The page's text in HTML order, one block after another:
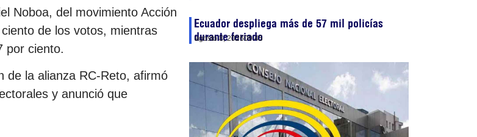
Noboa, del movimiento Acción
de los votos, mientras
por ciento.
de la alianza RC-Reto, afirmó
y anunció que
Ecuador despliega más de 57 mil policías
durante feriado
agosto 8, 202609:45